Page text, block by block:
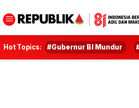
Hot Topics: #Gubernur BI Mundur